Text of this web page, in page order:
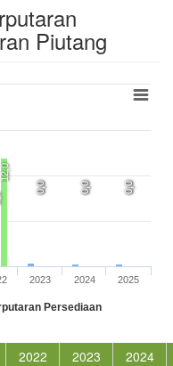
Piutang
0,0 0,0 0,0
0,0 0,0 0,0
Persediaan
2023 2024 2025
2022 2023
2024